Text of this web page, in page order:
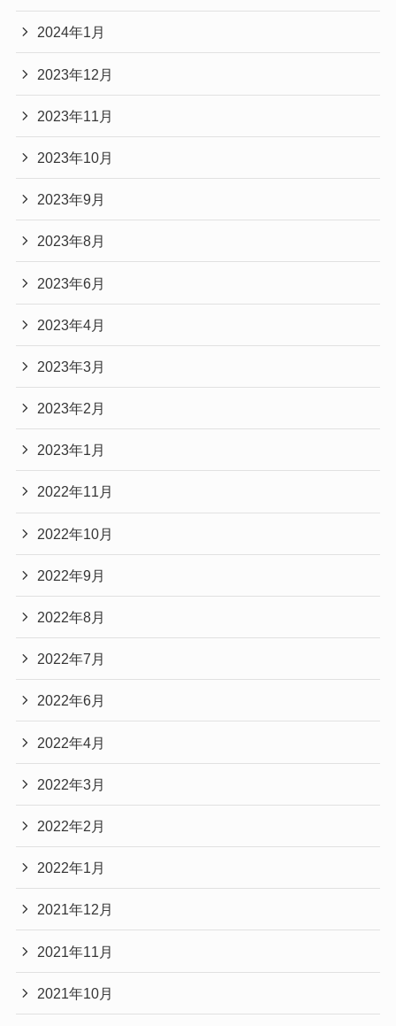
2024年1月
2023年12月
2023年11月
2023年10月
2023年9月
2023年8月
2023年6月
2023年4月
2023年3月
2023年2月
2023年1月
2022年11月
2022年10月
2022年9月
2022年8月
2022年7月
2022年6月
2022年4月
2022年3月
2022年2月
2022年1月
2021年12月
2021年11月
2021年10月